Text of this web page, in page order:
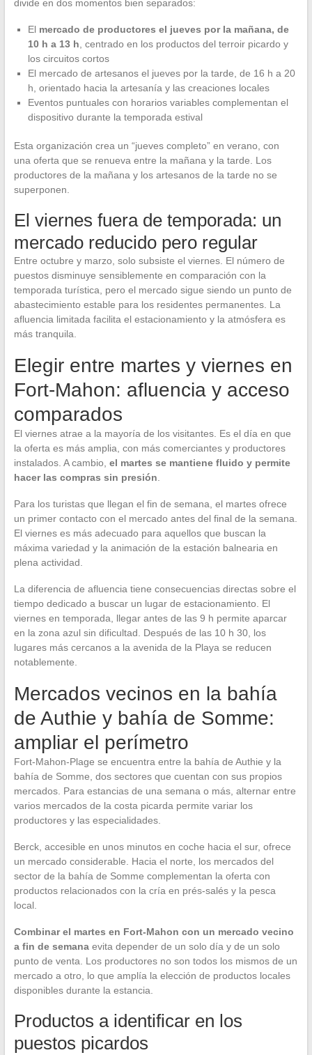
divide en dos momentos bien separados:
El mercado de productores el jueves por la mañana, de
10 h a 13 h, centrado en los productos del terroir picardo y
los circuitos cortos
El mercado de artesanos el jueves por la tarde, de 16 h a 20
h, orientado hacia la artesanía y las creaciones locales
Eventos puntuales con horarios variables complementan el
dispositivo durante la temporada estival
Esta organización crea un “jueves completo” en verano, con
una oferta que se renueva entre la mañana y la tarde. Los
productores de la mañana y los artesanos de la tarde no se
superponen.
El viernes fuera de temporada: un
mercado reducido pero regular
Entre octubre y marzo, solo subsiste el viernes. El número de
puestos disminuye sensiblemente en comparación con la
temporada turística, pero el mercado sigue siendo un punto de
abastecimiento estable para los residentes permanentes. La
afluencia limitada facilita el estacionamiento y la atmósfera es
más tranquila.
Elegir entre martes y viernes en
Fort-Mahon: afluencia y acceso
comparados
El viernes atrae a la mayoría de los visitantes. Es el día en que
la oferta es más amplia, con más comerciantes y productores
instalados. A cambio, el martes se mantiene fluido y permite
hacer las compras sin presión.
Para los turistas que llegan el fin de semana, el martes ofrece
un primer contacto con el mercado antes del final de la semana.
El viernes es más adecuado para aquellos que buscan la
máxima variedad y la animación de la estación balnearia en
plena actividad.
La diferencia de afluencia tiene consecuencias directas sobre el
tiempo dedicado a buscar un lugar de estacionamiento. El
viernes en temporada, llegar antes de las 9 h permite aparcar
en la zona azul sin dificultad. Después de las 10 h 30, los
lugares más cercanos a la avenida de la Playa se reducen
notablemente.
Mercados vecinos en la bahía
de Authie y bahía de Somme:
ampliar el perímetro
Fort-Mahon-Plage se encuentra entre la bahía de Authie y la
bahía de Somme, dos sectores que cuentan con sus propios
mercados. Para estancias de una semana o más, alternar entre
varios mercados de la costa picarda permite variar los
productores y las especialidades.
Berck, accesible en unos minutos en coche hacia el sur, ofrece
un mercado considerable. Hacia el norte, los mercados del
sector de la bahía de Somme complementan la oferta con
productos relacionados con la cría en prés-salés y la pesca
local.
Combinar el martes en Fort-Mahon con un mercado vecino
a fin de semanaevita depender de un solo día y de un solo
punto de venta. Los productores no son todos los mismos de un
mercado a otro, lo que amplía la elección de productos locales
disponibles durante la estancia.
Productos a identificar en los
puestos picardos